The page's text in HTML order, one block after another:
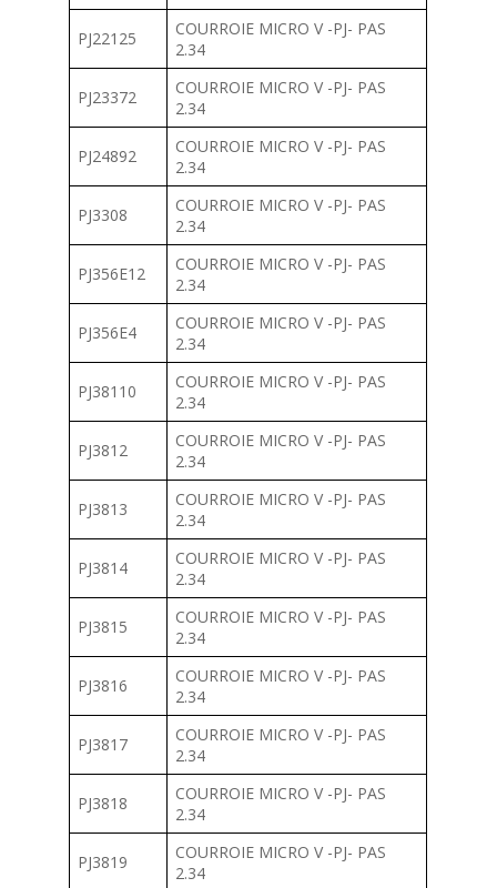
PJ22125
COURROIE MICRO V -PJ- PAS
2.34
PJ23372
COURROIE MICRO V -PJ- PAS
2.34
PJ24892
COURROIE MICRO V -PJ- PAS
2.34
PJ3308
COURROIE MICRO V -PJ- PAS
2.34
PJ356E12
COURROIE MICRO V -PJ- PAS
2.34
PJ356E4
COURROIE MICRO V -PJ- PAS
2.34
PJ38110
COURROIE MICRO V -PJ- PAS
2.34
PJ3812
COURROIE MICRO V -PJ- PAS
2.34
PJ3813
COURROIE MICRO V -PJ- PAS
2.34
PJ3814
COURROIE MICRO V -PJ- PAS
2.34
PJ3815
COURROIE MICRO V -PJ- PAS
2.34
PJ3816
COURROIE MICRO V -PJ- PAS
2.34
PJ3817
COURROIE MICRO V -PJ- PAS
2.34
PJ3818
COURROIE MICRO V -PJ- PAS
2.34
PJ3819
COURROIE MICRO V -PJ- PAS
2.34